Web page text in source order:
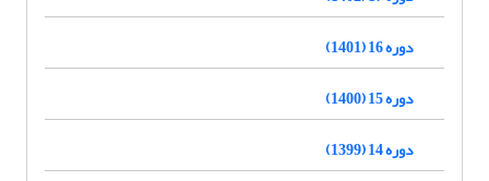
دوره 16 (1401)
دوره 15 (1400)
دوره 14 (1399)